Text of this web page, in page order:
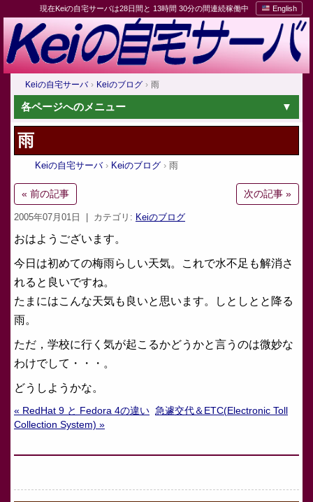
現在Keiの自宅サーバは28日間と 13時間 30分の間連続稼働中 English
Keiの自宅サーバ Keiのブログ 雨
各ページへのメニュー
雨
Keiの自宅サーバ Keiのブログ 雨
« 前の記事 次の記事 »
2005年07月01日 | カテゴリ: Keiのブログ
おはようございます。
今日は初めての梅雨らしい天気。これで水不足も解消さ
れると良いですね。
たまにはこんな天気も良いと思います。しとしとと降る
雨。
ただ，学校に行く気が起こるかどうかと言うのは微妙な
わけでして・・・。
どうしようかな。
« RedHat 9 と Fedora 4の違い 急遽交代＆ETC(Electronic Toll
Collection System) »